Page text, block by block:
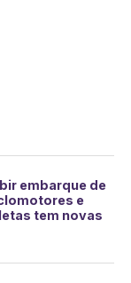
embarque de
e
tem novas